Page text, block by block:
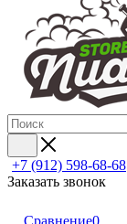
+7 (912) 598-68-68
Заказать звонок
Сравнение0